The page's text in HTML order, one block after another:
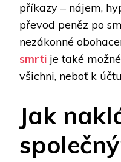
příkazy – nájem,
převod peněz po
nezákonné
smrti je také
všichni, neboť k
Jak